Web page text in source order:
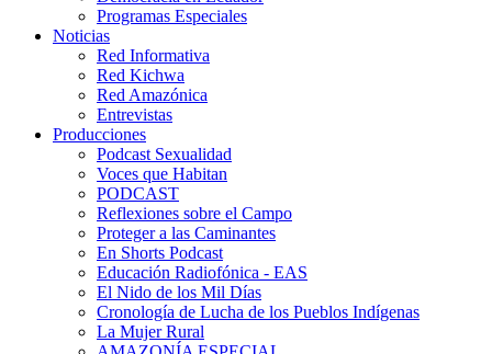
Programas Especiales
Noticias
Red Informativa
Red Kichwa
Red Amazónica
Entrevistas
Producciones
Podcast Sexualidad
Voces que Habitan
PODCAST
Reflexiones sobre el Campo
Proteger a las Caminantes
En Shorts Podcast
Educación Radiofónica - EAS
El Nido de los Mil Días
Cronología de Lucha de los Pueblos Indígenas
La Mujer Rural